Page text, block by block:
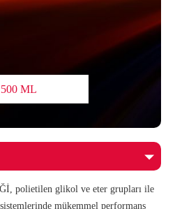
500 ML
polietilen glikol ve eter grupları ile
mükemmel performans